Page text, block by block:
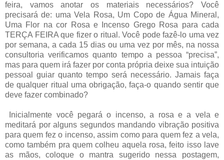
feira, vamos anotar os materiais necessários? Você
precisará de: uma Vela Rosa, Um Copo de Água Mineral,
Uma Flor na cor Rosa e Incenso Grego Rosa para cada
TERÇA FEIRA que fizer o ritual. Você pode fazê-lo uma vez
por semana, a cada 15 dias ou uma vez por mês, na nossa
consultoria verificamos quanto tempo a pessoa “precisa”,
mas para quem irá fazer por conta própria deixe sua intuição
pessoal guiar quanto tempo será necessário. Jamais faça
de qualquer ritual uma obrigação, faça-o quando sentir que
deve fazer combinado?
Inicialmente você pegará o incenso, a rosa e a vela e
meditará por alguns segundos mandando vibração positiva
para quem fez o incenso, assim como para quem fez a vela,
como também pra quem colheu aquela rosa, feito isso lave
as mãos, coloque o mantra sugerido nessa postagem,